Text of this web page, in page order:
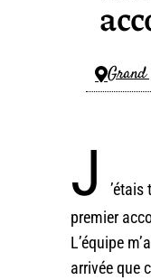
J
’étais
premier
L’équipe
arrivée que